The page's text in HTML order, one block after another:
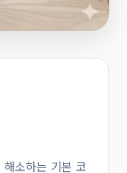
소하는 기본 코